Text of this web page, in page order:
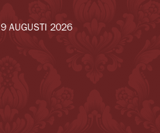
9 AUGUSTI 2026